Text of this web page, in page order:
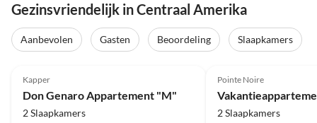
Gezinsvriendelijk in Centraal Amerika
Aanbevolen Gasten Beoordeling
Slaapkamers
Kapper
Don Genaro Appartement "M"
2 Slaapkamers
Pointe Noire
2 Slaapkamers